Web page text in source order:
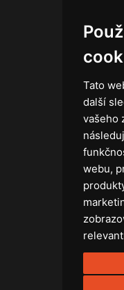
Tato
další
vašeho
webu,
Zásady